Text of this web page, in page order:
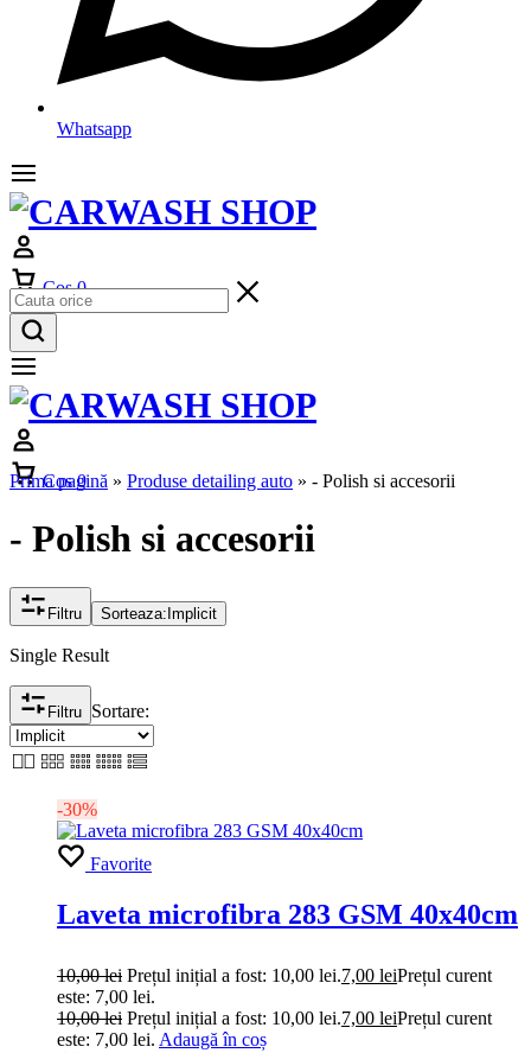
Whatsapp
Cos 0
Cos 0
Prima pagină » Produse detailing auto » - Polish si accesorii
- Polish si accesorii
Filtru Sorteaza: Implicit
Single Result
Filtru Sortare:
-30%
Favorite
Laveta microfibra 283 GSM 40x40cm
10,00lei Prețul inițial a fost: 10,00 lei.7,00 leiPrețul curent
este: 7,00 lei.
10,00lei Prețul inițial a fost: 10,00 lei.7,00 leiPrețul curent
este: 7,00 lei. Adaugă în coș